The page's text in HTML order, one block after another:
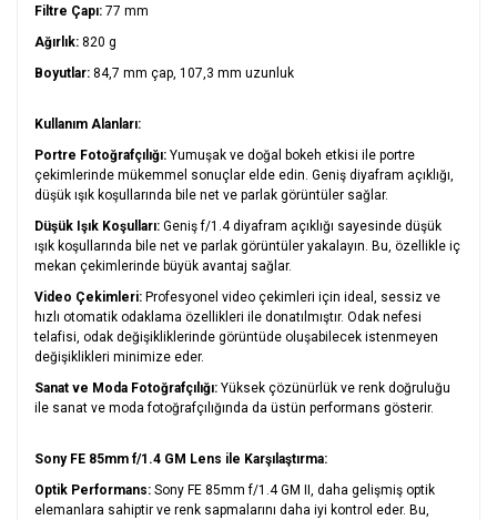
Filtre Çapı: 77 mm
Ağırlık: 820 g
Boyutlar: 84,7 mm çap, 107,3 mm uzunluk
Kullanım Alanları:
Portre Fotoğrafçılığı: Yumuşak ve doğal bokeh etkisi ile portre
çekimlerinde mükemmel sonuçlar elde edin. Geniş diyafram açıklığı,
düşük ışık koşullarında bile net ve parlak görüntüler sağlar.
Düşük Işık Koşulları: Geniş f/1.4 diyafram açıklığı sayesinde düşük
ışık koşullarında bile net ve parlak görüntüler yakalayın. Bu, özellikle iç
mekan çekimlerinde büyük avantaj sağlar.
Video Çekimleri: Profesyonel video çekimleri için ideal, sessiz ve
hızlı otomatik odaklama özellikleri ile donatılmıştır. Odak nefesi
telafisi, odak değişikliklerinde görüntüde oluşabilecek istenmeyen
değişiklikleri minimize eder.
Sanat ve Moda Fotoğrafçılığı: Yüksek çözünürlük ve renk doğruluğu
ile sanat ve moda fotoğrafçılığında da üstün performans gösterir.
Sony FE 85mm f/1.4 GM Lens ile Karşılaştırma:
Optik Performans: Sony FE 85mm f/1.4 GM II, daha gelişmiş optik
elemanlara sahiptir ve renk sapmalarını daha iyi kontrol eder. Bu,